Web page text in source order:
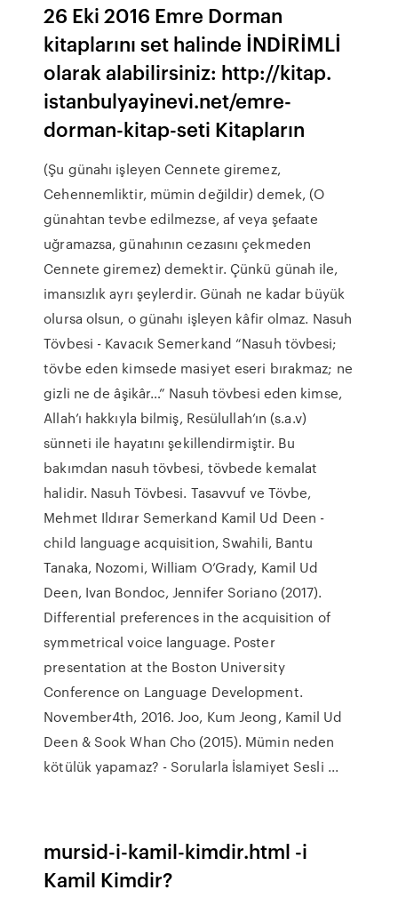
26 Eki 2016 Emre Dorman
kitaplarını set halinde İNDİRİMLİ
olarak alabilirsiniz: http://kitap.
istanbulyayinevi.net/emre-
dorman-kitap-seti Kitapların
(Şu günahı işleyen Cennete giremez,
Cehennemliktir, mümin değildir) demek, (O
günahtan tevbe edilmezse, af veya şefaate
uğramazsa, günahının cezasını çekmeden
Cennete giremez) demektir. Çünkü günah ile,
imansızlık ayrı şeylerdir. Günah ne kadar büyük
olursa olsun, o günahı işleyen kâfir olmaz. Nasuh
Tövbesi - Kavacık Semerkand “Nasuh tövbesi;
tövbe eden kimsede masiyet eseri bırakmaz; ne
gizli ne de âşikâr…” Nasuh tövbesi eden kimse,
Allah’ı hakkıyla bilmiş, Resülullah’ın (s.a.v)
sünneti ile hayatını şekillendirmiştir. Bu
bakımdan nasuh tövbesi, tövbede kemalat
halidir. Nasuh Tövbesi. Tasavvuf ve Tövbe,
Mehmet Ildırar Semerkand Kamil Ud Deen -
child language acquisition, Swahili, Bantu
Tanaka, Nozomi, William O’Grady, Kamil Ud
Deen, Ivan Bondoc, Jennifer Soriano (2017).
Differential preferences in the acquisition of
symmetrical voice language. Poster
presentation at the Boston University
Conference on Language Development.
November4th, 2016. Joo, Kum Jeong, Kamil Ud
Deen & Sook Whan Cho (2015). Mümin neden
kötülük yapamaz? - Sorularla İslamiyet Sesli ...
mursid-i-kamil-kimdir.html -i
Kamil Kimdir?